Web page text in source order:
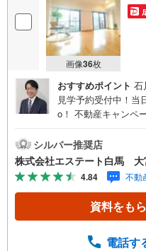
画像36枚
おすすめポイント 石
見学予約受付中！当
o！ 不動産キャンペ
予約をする」ボタン
間 9:30～19:00】（
い合わせが集中する
内・現地を見学する
がスムーズです。
ール店】・提携FP
を招いての無料マ
シルバー推奨店
株式会社エステート白馬 大
4.84 不動
資料をも
電話す